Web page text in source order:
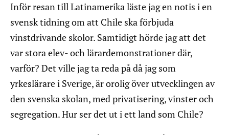
Inför resan till Latinamerika läste jag en notis i en
svensk tidning om att Chile ska förbjuda
vinstdrivande skolor. Samtidigt hörde jag att det
var stora elev- och lärardemonstrationer där,
varför? Det ville jag ta reda på då jag som
yrkeslärare i Sverige, är orolig över utvecklingen av
den svenska skolan, med privatisering, vinster och
segregation. Hur ser det ut i ett land som Chile?